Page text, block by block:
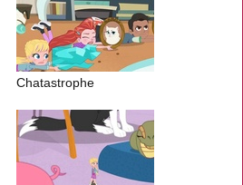
Chatastrophe